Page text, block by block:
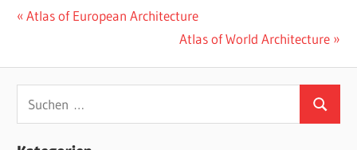
Beitragsnavigation
Vorheriger
Atlas of European Architecture
Nächster
Atlas of World Architecture
Suchen
nach:
Suchen